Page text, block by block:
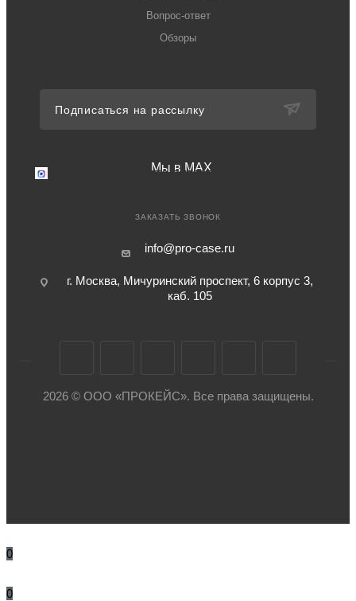
Вопрос-ответ
Обзоры
Подписаться на рассылку
Мы в MAX
Мы в MAX
Перейдите в мессенджер MAX
ЗАКАЗАТЬ ЗВОНОК
info@pro-case.ru
г. Москва, Мичуринский проспект, 6 корпус 3,
каб. 105
2026 © ООО «ПРОКЕЙС». Все права защищены.
0
0